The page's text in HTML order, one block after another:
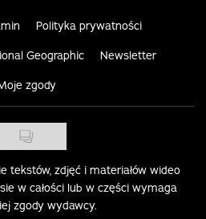
Polityka prywatności
Geographic Newsletter
zgody
tekstów, zdjęć i materiałów wideo
w całości lub w części wymaga
zgody wydawcy.